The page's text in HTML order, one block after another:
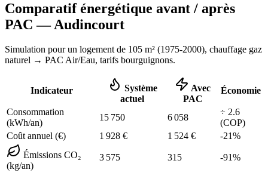
Comparatif énergétique avant / après
PAC —Audincourt
Simulation pour un logement de 105 m² (1975-2000), chauffage gaz
naturel → PAC Air/Eau, tarifs bourguignons.
Indicateur
Système
actuel
Avec
PAC
Économie
Consommation
(kWh/an)
15 750 6 058
÷ 2.6
(COP)
Coût annuel (€)
1 928 € 1 524 € -21%
Émissions CO₂
(kg/an)
3 575 315 -91%